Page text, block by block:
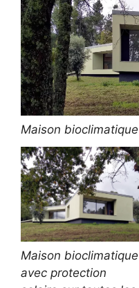
Maison
Maison bioclimatique
avec protection